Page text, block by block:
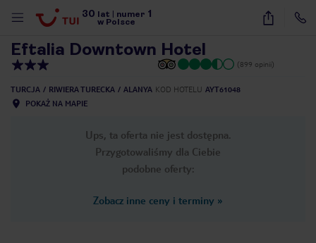
30 lat numer 1
w Polsce
16
Eftalia Downtown Hotel
(899 opinii)
TURCJA RIWIERA TURECKA ALANYA KOD HOTELU AYT61048
POKAŻ NA MAPIE
Ups, ta oferta nie jest dostępna.
Przygotowaliśmy dla Ciebie
podobne oferty:
Zobacz inne ceny i terminy »